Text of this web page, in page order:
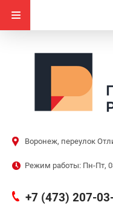
Воронеж, переулок
Режим работы: Пн-Пт,
+7 (473) 207-